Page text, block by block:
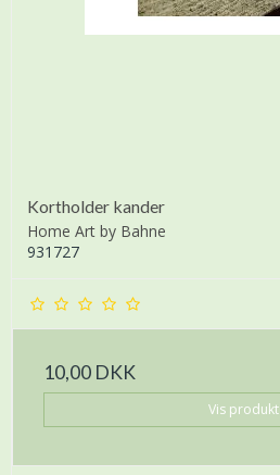
Kortholder kander
Home Art by Bahne
931727
10,00 DKK
Vis produkt